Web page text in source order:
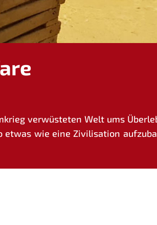
ver­wüs­te­ten Welt ums
wie eine Zivi­li­sa­ti­on